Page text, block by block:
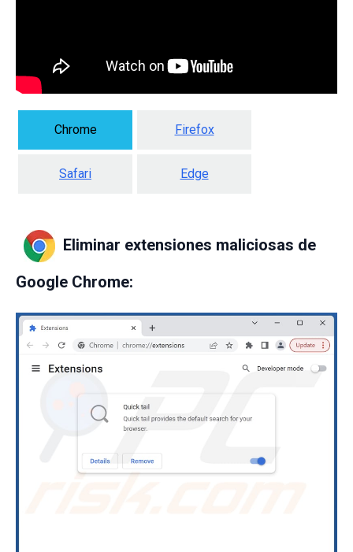
Chrome Firefox
Safari Edge
Eliminar extensiones maliciosas de
Google Chrome: